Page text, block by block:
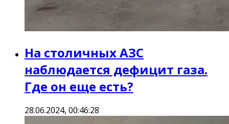
На столичных АЗС
наблюдается дефицит газа.
Где он еще есть?
28.06.2024, 00:46:28